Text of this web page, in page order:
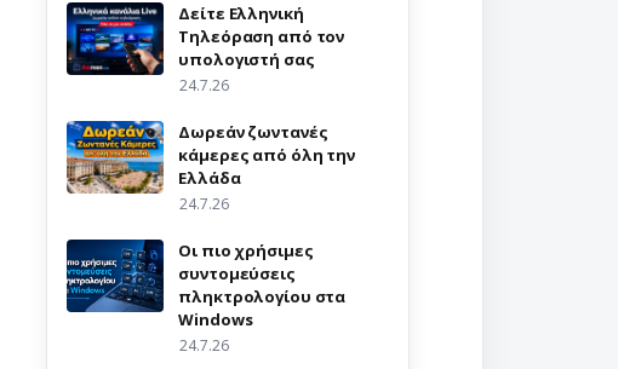
Δείτε Ελληνική
Τηλεόραση από τον
υπολογιστή σας
24.7.26
Δωρεάν ζωντανές
κάμερες από όλη την
Ελλάδα
24.7.26
Οι πιο χρήσιμες
συντομεύσεις
πληκτρολογίου στα
Windows
24.7.26